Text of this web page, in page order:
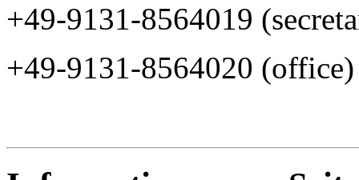
+49-9131-8564019
+49-9131-8564020 (office)